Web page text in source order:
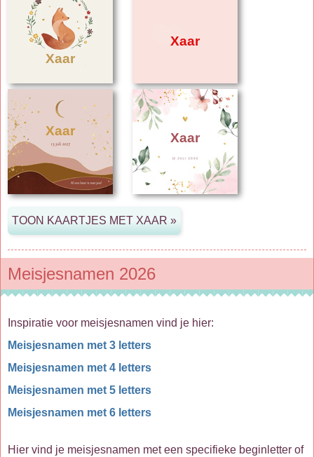
Xaar
Xaar
Xaar Xaar
Meisjesnamen 2026
Inspiratie voor meisjesnamen vind je hier:
Meisjesnamen met 3 letters
Meisjesnamen met 4 letters
Meisjesnamen met 5 letters
Meisjesnamen met 6 letters
Hier vind je meisjesnamen met een specifieke beginletter of